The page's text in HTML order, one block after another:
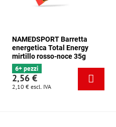
NAMEDSPORT Barretta
energetica Total Energy
mirtillo rosso-noce 35g
6+ pezzi
2,56 €
2,10 € escl. IVA